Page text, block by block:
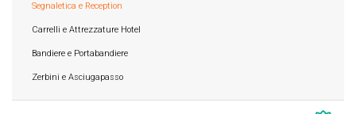
Segnaletica e Reception
Carrelli e Attrezzature Hotel
Bandiere e Portabandiere
Zerbini e Asciugapasso